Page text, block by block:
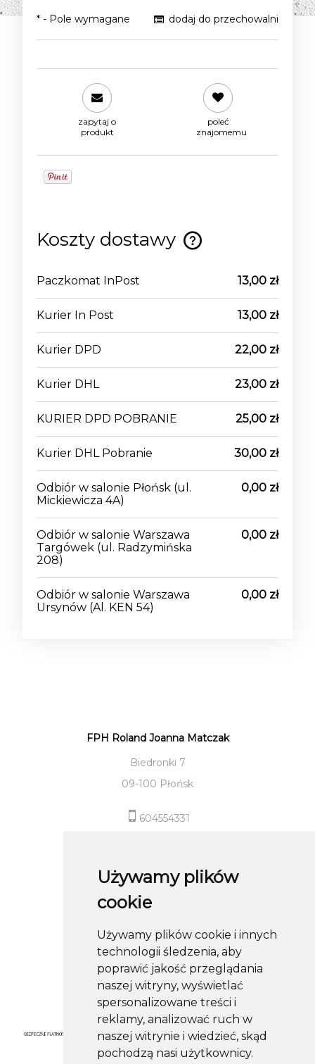
Używamy plików
cookie
Używamy plików cookie i innych
technologii śledzenia, aby
poprawić jakość przeglądania
naszej witryny, wyświetlać
spersonalizowane treści i
reklamy, analizować ruch w
naszej witrynie i wiedzieć, skąd
pochodzą nasi użytkownicy.
dodaj do przechowalni
* - Pole wymagane
zapytaj o
produkt
poleć
znajomemu
Koszty dostawy
Cena nie zawiera ewentualnych kosztów
Paczkomat InPost 13,00 zł
Kurier In Post 13,00 zł
Kurier DPD 22,00 zł
Kurier DHL 23,00 zł
KURIER DPD POBRANIE 25,00 zł
Kurier DHL Pobranie 30,00 zł
Odbiór w salonie Płońsk (ul.
Mickiewicza 4A)
0,00 zł
Odbiór w salonie Warszawa
Targówek (ul. Radzymińska
208)
0,00 zł
Odbiór w salonie Warszawa
Ursynów (Al. KEN 54)
0,00 zł
FPH Roland Joanna Matczak
Biedronki 7
09-100 Płońsk
604554331
Informacje
Pomoc
Moje konto
Obserwuj nas